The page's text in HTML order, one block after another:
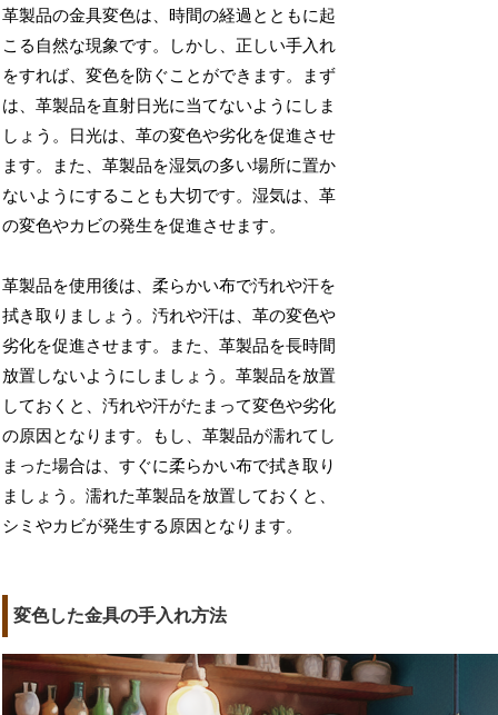
革製品の金具変色は、時間の経過とともに起
こる自然な現象です。しかし、正しい手入れ
をすれば、変色を防ぐことができます。まず
は、革製品を直射日光に当てないようにしま
しょう。日光は、革の変色や劣化を促進させ
ます。また、革製品を湿気の多い場所に置か
ないようにすることも大切です。湿気は、革
の変色やカビの発生を促進させます。
革製品を使用後は、柔らかい布で汚れや汗を
拭き取りましょう。汚れや汗は、革の変色や
劣化を促進させます。また、革製品を長時間
放置しないようにしましょう。革製品を放置
しておくと、汚れや汗がたまって変色や劣化
の原因となります。もし、革製品が濡れてし
まった場合は、すぐに柔らかい布で拭き取り
ましょう。濡れた革製品を放置しておくと、
シミやカビが発生する原因となります。
変色した金具の手入れ方法